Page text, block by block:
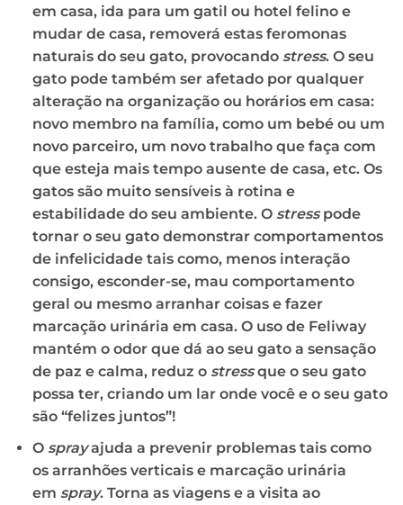
em casa, ida para um gatil ou hotel felino e
mudar de casa, removerá estas feromonas
naturais do seu gato, provocando stress. O seu
gato pode também ser afetado por qualquer
alteração na organização ou horários em casa:
novo membro na família, como um bebé ou um
novo parceiro, um novo trabalho que faça com
que esteja mais tempo ausente de casa, etc. Os
gatos são muito sensíveis à rotina e
estabilidade do seu ambiente. O stresspode
tornar o seu gato demonstrar comportamentos
de infelicidade tais como, menos interação
consigo, esconder-se, mau comportamento
geral ou mesmo arranhar coisas e fazer
marcação urinária em casa. O uso de Feliway
mantém o odor que dá ao seu gato a sensação
de paz e calma, reduz o stressque o seu gato
possa ter, criando um lar onde você e o seu gato
são “felizes juntos”!
O sprayajuda a prevenir problemas tais como
os arranhões verticais e marcação urinária
em spray. Torna as viagens e a visita ao